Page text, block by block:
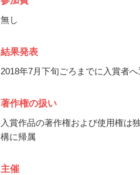
無し
結果発表
2018年7月下旬ごろまでに入賞者へ
著作権の扱い
入賞作品の著作権および使用権は
構に帰属
主催